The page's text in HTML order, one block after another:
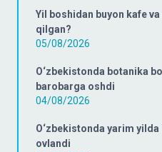
Yil boshidan buyon kafe
qilgan?
05/08/2026
O‘zbekistonda botanika
barobarga oshdi
04/08/2026
O‘zbekistonda yarim
ovlandi